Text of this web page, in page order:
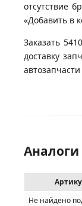
отсутствие
«Добавить в
Заказать
доставку
Аналоги
Не найдено